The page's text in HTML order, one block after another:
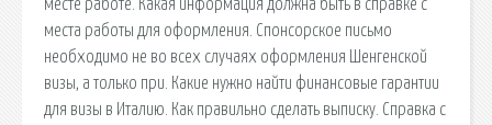
месте работе. Какая информация должна быть в справке с
места работы для оформления. Спонсорское письмо
необходимо не во всех случаях оформления Шенгенской
визы, а только при. Какие нужно найти финансовые гарантии
для визы в Италию. Как правильно сделать выписку. Справка с